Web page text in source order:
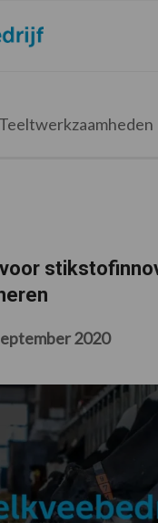
Teeltwerkzaamheden
2020